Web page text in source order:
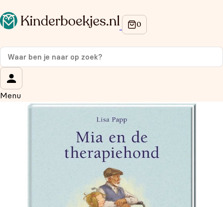
Menu
Op de hoogte blijven van onze acties?
Meld je aan voor onze nieuwsbrief en ontvang
korting
Wat is je voornaam?
*
Aanmelden
We gebruiken je gegevens om contact op te nemen, in
overeenstemming met onsprivacybeleid.